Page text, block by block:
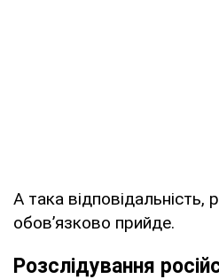
А така відповідальність,
обов’язково прийде.
Розслідування